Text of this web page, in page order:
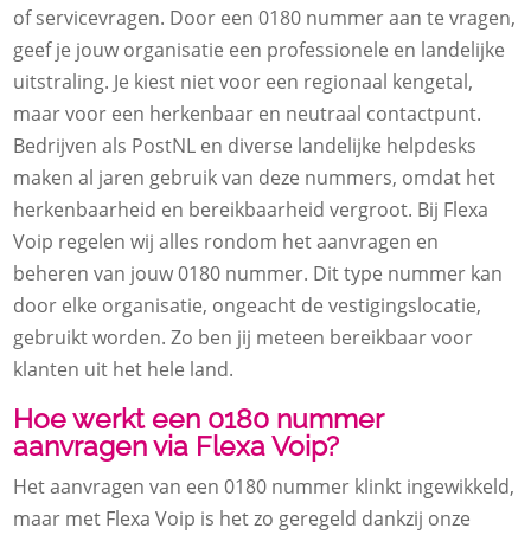
of servicevragen. Door een 0180 nummer aan te vragen,
geef je jouw organisatie een professionele en landelijke
uitstraling. Je kiest niet voor een regionaal kengetal,
maar voor een herkenbaar en neutraal contactpunt.
Bedrijven als PostNL en diverse landelijke helpdesks
maken al jaren gebruik van deze nummers, omdat het
herkenbaarheid en bereikbaarheid vergroot. Bij Flexa
Voip regelen wij alles rondom het aanvragen en
beheren van jouw 0180 nummer. Dit type nummer kan
door elke organisatie, ongeacht de vestigingslocatie,
gebruikt worden. Zo ben jij meteen bereikbaar voor
klanten uit het hele land.
Hoe werkt een 0180 nummer
aanvragen via Flexa Voip?
Het aanvragen van een 0180 nummer klinkt ingewikkeld,
maar met Flexa Voip is het zo geregeld dankzij onze